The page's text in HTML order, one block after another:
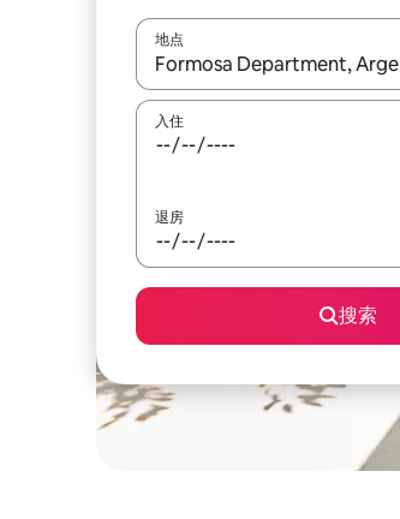
地点
如有搜索结果，请使用上下方
入住
退房
搜索